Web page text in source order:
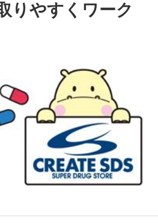
りやすくワーク